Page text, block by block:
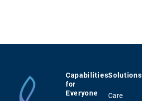
Capabilities
for
Everyone
Solutions
Care